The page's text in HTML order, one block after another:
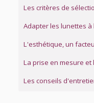
Les critères de
Adapter les lunettes
L'esthétique, un
La prise en mesure
Les conseils